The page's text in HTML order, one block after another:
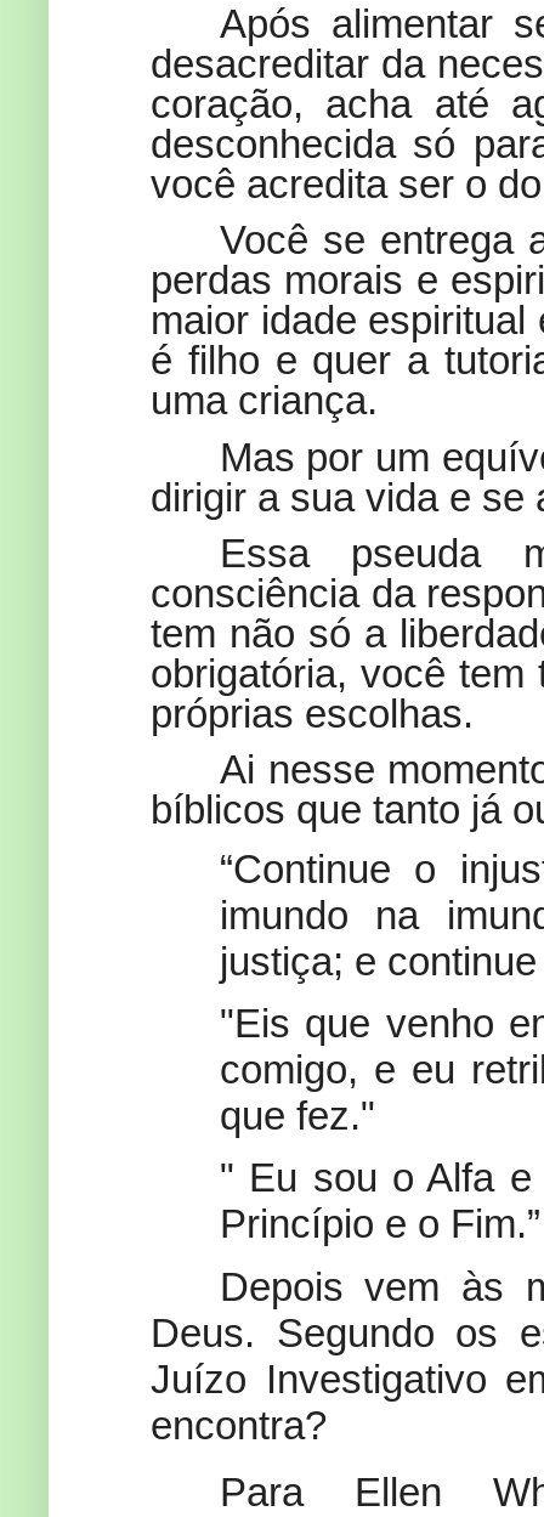
Após alimentar
desacreditar da
coração, acha até
desconhecida só
você acredita ser o
Você se entrega
perdas morais e
maior idade
é filho e quer a
uma criança.
Mas por um
dirigir a sua vida e se
Essa pseuda
consciência da
tem não só a
obrigatória, você
próprias escolhas.
Ai nesse
bíblicos que tanto já
“Continue o
imundo na
justiça; e
"Eis que venho
comigo, e eu
que fez."
" Eu sou o Alfa
Princípio e o
Depois vem às
Deus. Segundo os
Juízo Investigativo
encontra?
Para Ellen